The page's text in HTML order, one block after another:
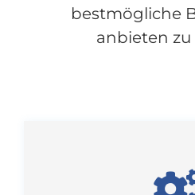
bestmögliche
anbieten